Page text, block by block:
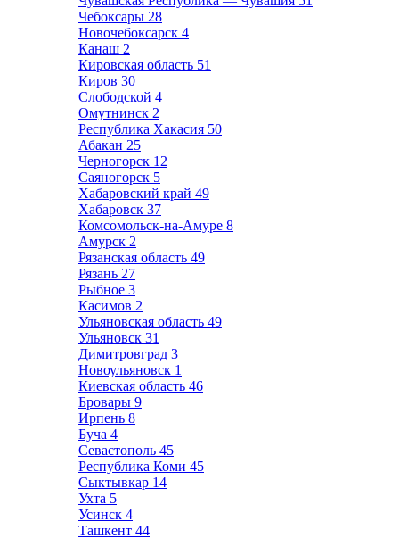
Чебоксары 28
Новочебоксарск 4
Канаш 2
Кировская область 51
Киров 30
Слободской 4
Омутнинск 2
Республика Хакасия 50
Абакан 25
Черногорск 12
Саяногорск 5
Хабаровский край 49
Хабаровск 37
Комсомольск-на-Амуре 8
Амурск 2
Рязанская область 49
Рязань 27
Рыбное 3
Касимов 2
Ульяновская область 49
Ульяновск 31
Димитровград 3
Новоульяновск 1
Киевская область 46
Бровары 9
Ирпень 8
Буча 4
Севастополь 45
Республика Коми 45
Сыктывкар 14
Ухта 5
Усинск 4
Ташкент 44